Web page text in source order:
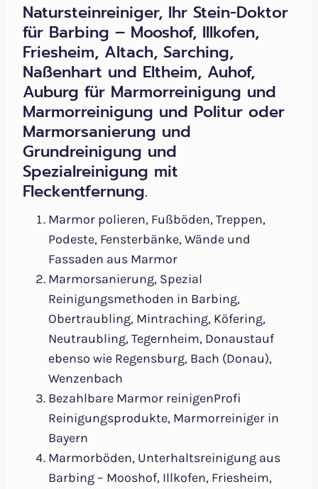
Natursteinreiniger, Ihr Stein-Doktor
für Barbing – Mooshof, Illkofen,
Friesheim, Altach, Sarching,
Naßenhart und Eltheim, Auhof,
Auburg für Marmorreinigung und
Marmorreinigung und Politur oder
Marmorsanierung und
Grundreinigung und
Spezialreinigung mit
Fleckentfernung.
Marmor polieren, Fußböden, Treppen,
Podeste, Fensterbänke, Wände und
Fassaden aus Marmor
Marmorsanierung, Spezial
Reinigungsmethoden in Barbing,
Obertraubling, Mintraching, Köfering,
Neutraubling, Tegernheim, Donaustauf
ebenso wie Regensburg, Bach (Donau),
Wenzenbach
Bezahlbare Marmor reinigenProfi
Reinigungsprodukte, Marmorreiniger in
Bayern
Marmorböden, Unterhaltsreinigung aus
Barbing – Mooshof, Illkofen, Friesheim,